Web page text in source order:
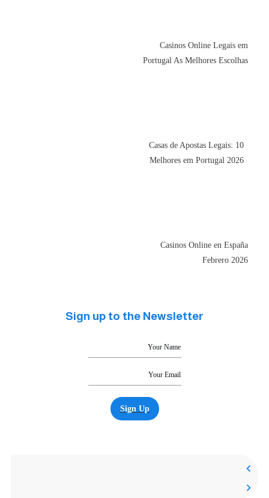
Casinos Online Legais em
Portugal As Melhores Escolhas
Casas de Apostas Legais: 10
Melhores em Portugal 2026
Casinos Online en España
Febrero 2026
Sign up to the Newsletter
Sign Up